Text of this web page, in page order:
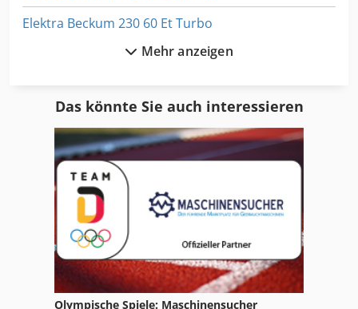
Elektra Beckum 230 60 Et Turbo
Elektra Beckum 315 Bandsäge
Elektra Beckum Bas 315 4
Elektra Beckum Bas 450 Db
Elektra Beckum Bas 450 Dnb
Elektra Beckum Combi Hsg
Elektra Beckum Hc 260
Mehr anzeigen
Das könnte Sie auch interessieren
Olympische Spiele: Maschinensucher